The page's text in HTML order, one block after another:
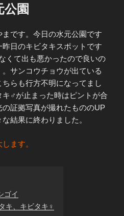
園
です。今日の水元公園です
日のキビタキスポットです
くて出も悪かったので良いの
サンコウチョウが出ている
らも行方不明になってまし
♂が止まった時はピントが合
証拠写真が撮れたもののUP
結果に終わりました。
ます。
ゴイ
キ、キビタキ♀